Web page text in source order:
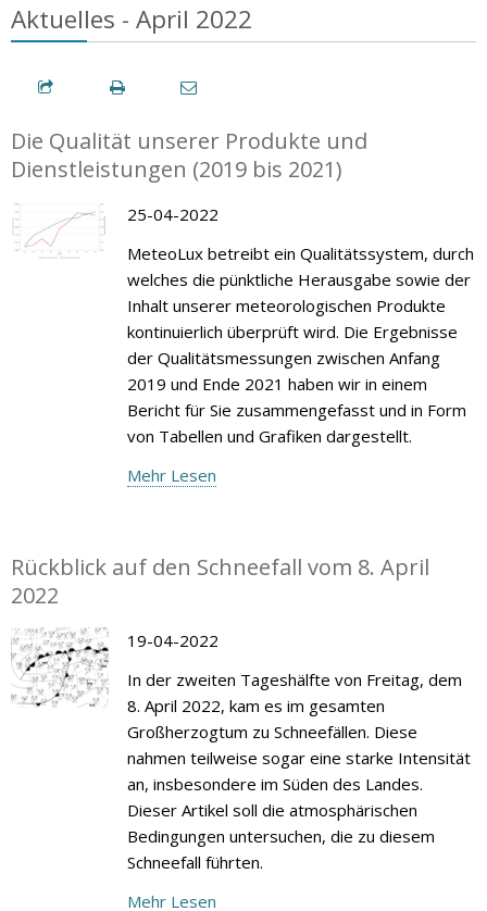
Aktuelles - April 2022
Die Qualität unserer Produkte und
Dienstleistungen (2019 bis 2021)
25-04-2022
MeteoLux betreibt ein Qualitätssystem, durch
welches die pünktliche Herausgabe sowie der
Inhalt unserer meteorologischen Produkte
kontinuierlich überprüft wird. Die Ergebnisse
der Qualitätsmessungen zwischen Anfang
2019 und Ende 2021 haben wir in einem
Bericht für Sie zusammengefasst und in Form
von Tabellen und Grafiken dargestellt.
Mehr Lesen
Rückblick auf den Schneefall vom 8. April
2022
19-04-2022
In der zweiten Tageshälfte von Freitag, dem
8. April 2022, kam es im gesamten
Großherzogtum zu Schneefällen. Diese
nahmen teilweise sogar eine starke Intensität
an, insbesondere im Süden des Landes.
Dieser Artikel soll die atmosphärischen
Bedingungen untersuchen, die zu diesem
Schneefall führten.
Mehr Lesen